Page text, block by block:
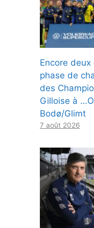
Encore
phase de
des
Gilloise à
Bodø/Glimt
7 août 2026